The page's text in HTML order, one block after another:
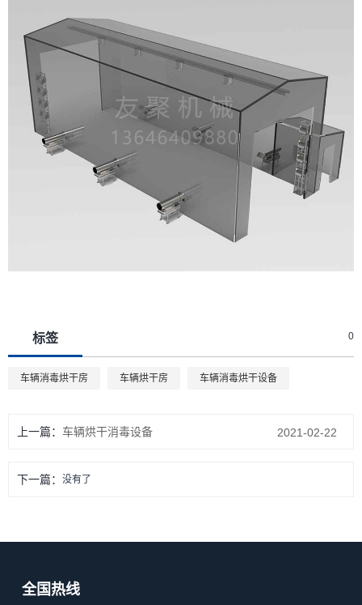
标签 0
车辆消毒烘干房 车辆烘干房 车辆消毒烘干设备
上一篇： 车辆烘干消毒设备 2021-02-22
下一篇： 没有了
全国热线